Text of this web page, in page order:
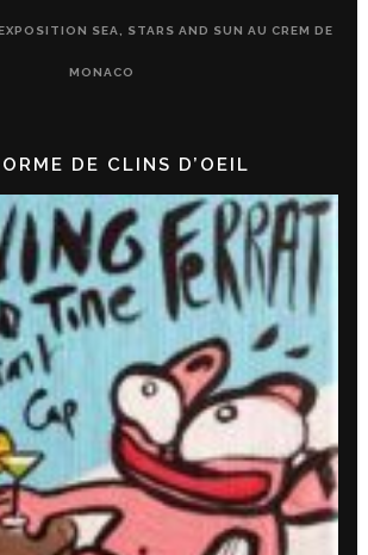
SEA, STARS AND SUN AU CREM DE
MONACO
DE CLINS D’OEIL